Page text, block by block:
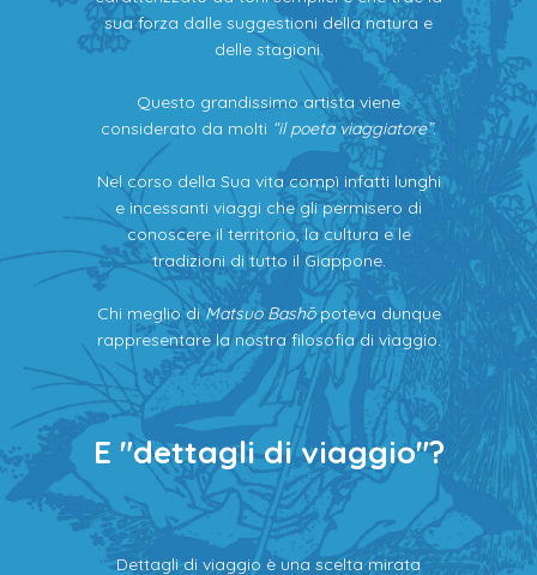
sua forza dalle suggestioni della natura e
delle stagioni.
Questo grandissimo artista viene
considerato da molti “il poeta viaggiatore”.
Nel corso della Sua vita compì infatti lunghi
e incessanti viaggi che gli permisero di
conoscere il territorio, la cultura e le
tradizioni di tutto il Giappone.
Chi meglio diMatsuo Bashōpoteva dunque
rappresentare la nostra filosofia di viaggio.
E "dettagli di viaggio"?
Dettagli di viaggio è una scelta mirata